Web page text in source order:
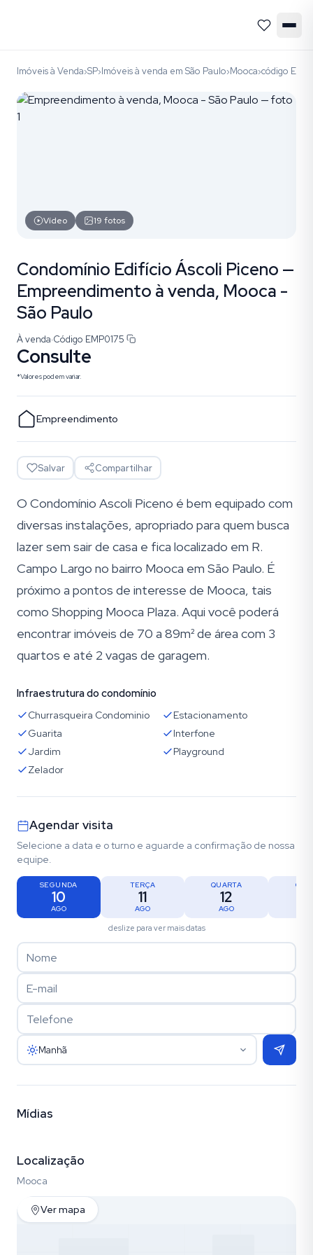
Imóveis à Venda›SP›Imóveis à venda em São Paulo›Mooca›código
Vídeo 19 fotos
Condomínio Edifício Áscoli Piceno —
Empreendimento à venda, Mooca -
São Paulo
À venda·Código EMP0175
Consulte
*Valores podem variar.
Empreendimento
Salvar Compartilhar
O Condomínio Ascoli Piceno é bem equipado com
diversas instalações, apropriado para quem busca
lazer sem sair de casa e fica localizado em R.
Campo Largo no bairro Mooca em São Paulo. É
próximo a pontos de interesse de Mooca, tais
como Shopping Mooca Plaza. Aqui você poderá
encontrar imóveis de 70 a 89m² de área com 3
quartos e até 2 vagas de garagem.
Infraestrutura do condomínio
Churrasqueira Condominio
Estacionamento
Guarita
Interfone
Jardim
Playground
Zelador
Agendar visita
Selecione a data e o turno e aguarde a confirmação de nossa
equipe.
SEGUNDA
10
AGO
TERÇA
11
AGO
QUARTA
12
AGO
deslize para ver mais datas
Manhã
Mídias
Localização
Mooca
Ver mapa